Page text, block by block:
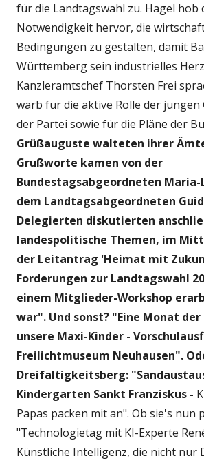
für die Landtagswahl zu. Hagel hob
Notwendigkeit hervor, die
Bedingungen zu gestalten, damit
Württemberg sein industrielles
Kanzleramtschef Thorsten Frei
warb für die aktive Rolle der jungen
der Partei sowie für die Pläne der
Grüßauguste walteten ihrer
Grußworte kamen von der
Bundestagsabgeordneten Maria-
dem Landtagsabgeordneten
Delegierten diskutierten
landespolitische Themen, im
der Leitantrag 'Heimat mit
Forderungen zur Landtagswahl
einem Mitglieder-Workshop
war". Und sonst? "Eine Monat
unsere Maxi-Kinder -
Freilichtmuseum Neuhausen".
Dreifaltigkeitsberg:
Kindergarten Sankt Franziskus -
Papas packen mit an". Ob sie's nun
"Technologietag mit KI-Experte
Künstliche Intelligenz, die nicht nur